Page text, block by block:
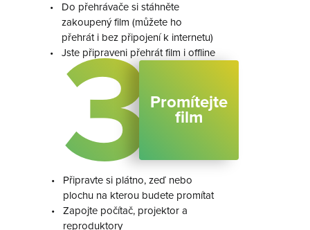
•
Do přehrávače si stáhněte
zakoupený film (můžete ho
přehrát i bez připojení k internetu)
•
Jste připraveni přehrát film i offline
3Promítejte
film
•
Připravte si plátno, zeď nebo
plochu na kterou budete promítat
•
Zapojte počítač, projektor a
reproduktory